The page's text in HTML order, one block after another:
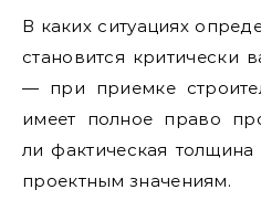
В каких ситуациях
становится
— при приемке
имеет полное право
ли фактическая
проектным значениям.